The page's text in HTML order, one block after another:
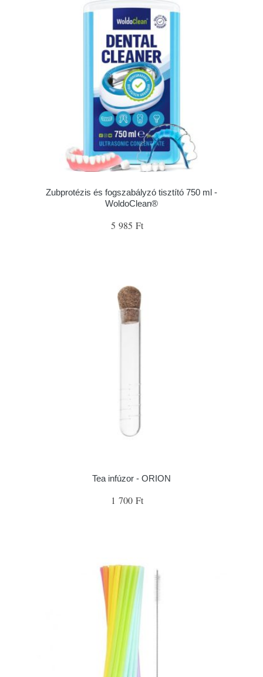
Zubprotézis és fogszabályzó tisztító 750 ml -
WoldoClean®
5 985 Ft
Tea infúzor - ORION
1 700 Ft